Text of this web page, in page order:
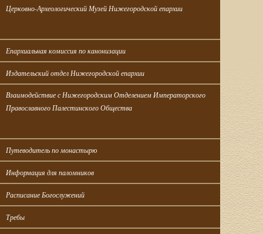
Церковно-Археологический Музей Нижегородской епархии
Епархиальная комиссия по канонизации
Издательский отдел Нижегородской епархии
Взаимодействие с Нижегородским Отделением Императорского
Православного Палестинского Общества
Путеводитель по монастырю
Информация для паломников
Расписание Богослужений
Требы